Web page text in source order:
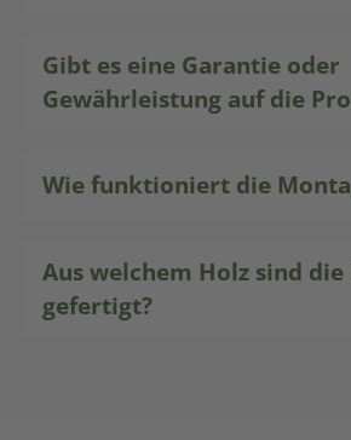
Gibt es eine Garantie oder
Gewährleistung auf die
Wie funktioniert die
Aus welchem Holz sind
gefertigt?